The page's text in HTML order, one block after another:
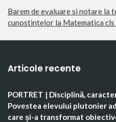
Barem de evaluare si notare la
cunostintelor la Matematica cls
Articole recente
PORTRET | Disciplină,
Povestea elevului plutonier
care și-a transformat